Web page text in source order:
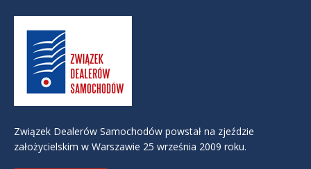
Związek Dealerów Samochodów powstał na zjeździe
założycielskim w Warszawie 25 września 2009 roku.